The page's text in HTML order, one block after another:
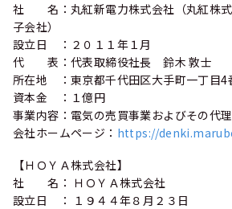
社 名：丸紅新電力株式会社（丸紅株
子会社）
設立日 ：２０１１年１月
代 表：代表取締役社長 鈴木 敦士
所在地 ：東京都千代田区大手町一丁目4
資本金 ：１億円
事業内容：電気の売買事業およびその代
会社ホームページ： https://
【ＨＯＹＡ株式会社】
社 名： ＨＯＹＡ株式会社
設立日 ： １９４４年８月２３日